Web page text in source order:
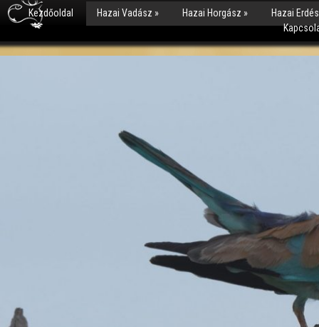
Kezdőoldal Hazai Vadász » Hazai Horgász »
Hazai